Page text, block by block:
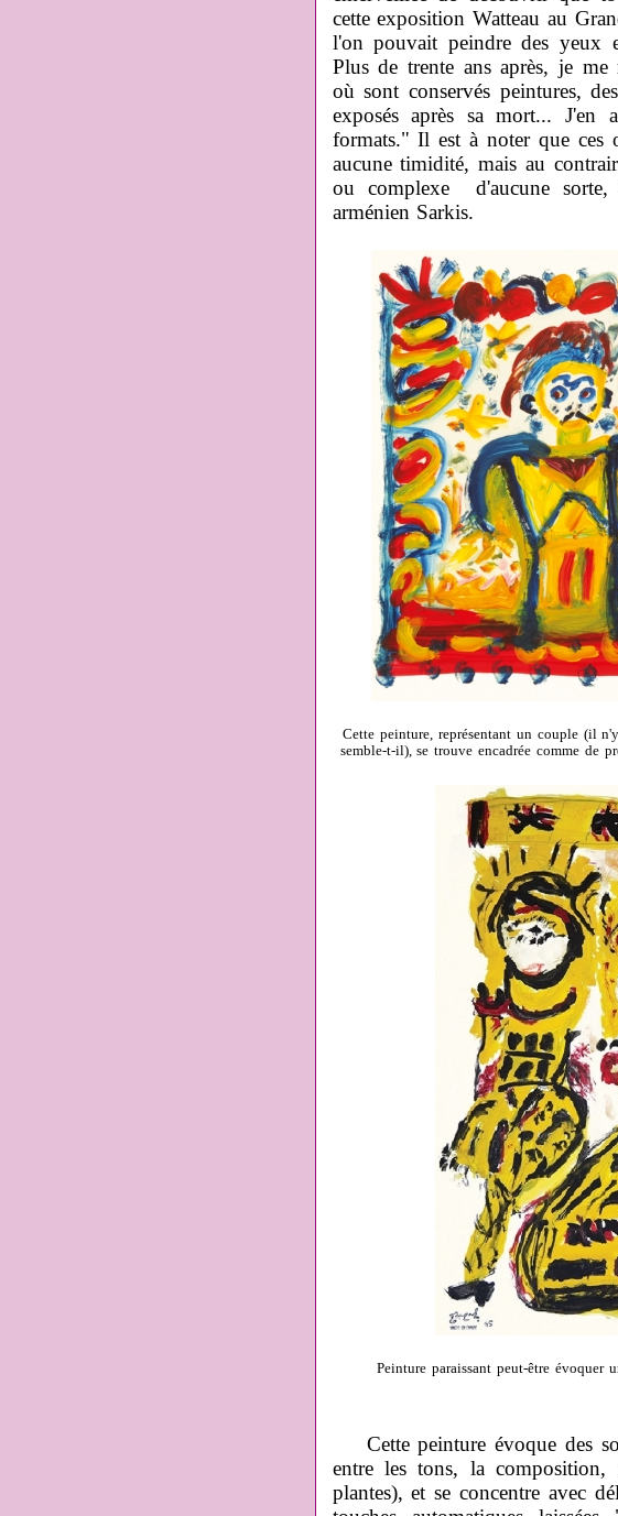
cette exposition Watteau au
l'on pouvait peindre des yeux
Plus de trente ans après, je me
où sont conservés peintures,
exposés après sa mort...
formats." Il est à noter que ces
aucune timidité, mais au
ou complexe d'aucune
arménien Sarkis.
Cette peinture, représentant un couple (il
semble-t-il), se trouve encadrée comme de
Peinture paraissant peut-être évoquer
Cette peinture évoque des
entre les tons, la
plantes), et se concentre avec